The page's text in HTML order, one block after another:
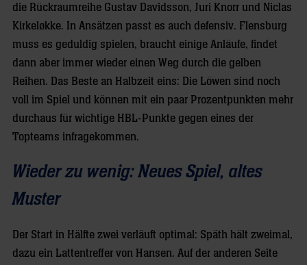
die Rückraumreihe Gustav Davidsson, Juri Knorr und Niclas
Kirkeløkke. In Ansätzen passt es auch defensiv. Flensburg
muss es geduldig spielen, braucht einige Anläufe, findet
dann aber immer wieder einen Weg durch die gelben
Reihen. Das Beste an Halbzeit eins: Die Löwen sind noch
voll im Spiel und können mit ein paar Prozentpunkten mehr
durchaus für wichtige HBL-Punkte gegen eines der
Topteams infragekommen.
Wieder zu wenig: Neues Spiel, altes
Muster
Der Start in Hälfte zwei verläuft optimal: Späth hält zweimal,
dazu ein Lattentreffer von Hansen. Auf der anderen Seite